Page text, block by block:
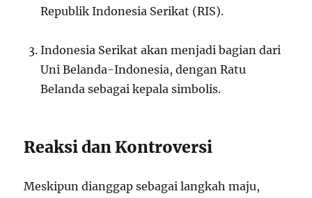
Republik Indonesia Serikat (RIS).
Indonesia Serikat akan menjadi bagian dari
Uni Belanda-Indonesia, dengan Ratu
Belanda sebagai kepala simbolis.
Reaksi dan Kontroversi
Meskipun dianggap sebagai langkah maju,